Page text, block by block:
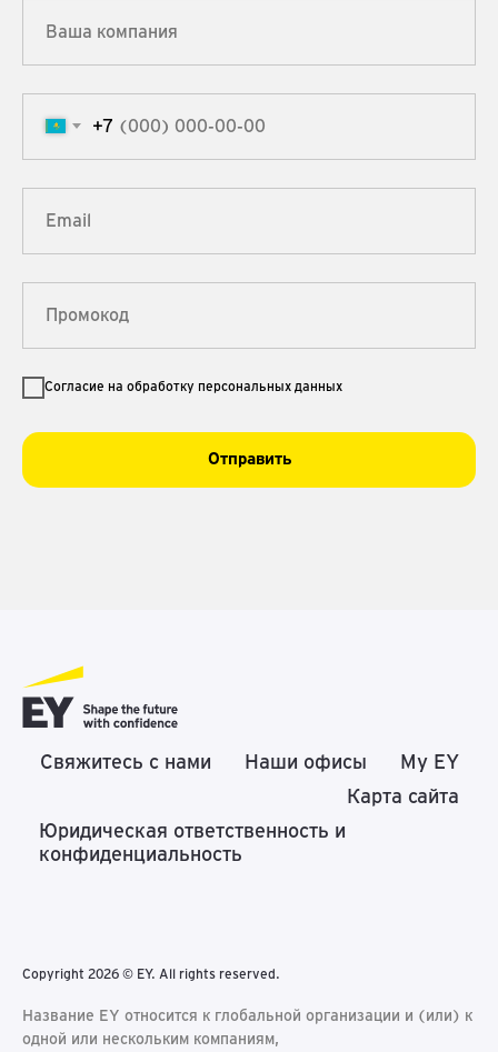
+7
Согласие на обработку персональных данных
Отправить
Свяжитесь с нами Наши офисы
My EY
Карта сайта
Юридическая ответственность и
конфиденциальность
Copyright 2026 © EY. All rights reserved.
Название EY относится к глобальной организации и (или) к
одной или нескольким компаниям,